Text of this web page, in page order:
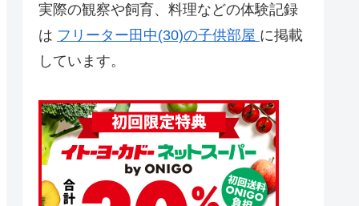
実際の観察や飼育、料理などの体験記録
は フリーター田中(30)の子供部屋 に掲載
しています。